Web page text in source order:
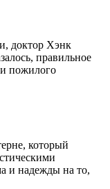
доктор Хэнк
правильное
пожилого
который
и надежды на то,